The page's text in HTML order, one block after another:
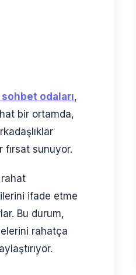
sohbet odaları,
bir ortamda,
sunuyor.
rahat
ifade etme
Bu durum,
rahatça